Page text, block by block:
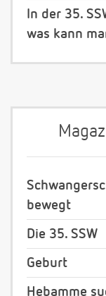
In der 35.
was kann
bewegt
Die 35. SSW
Geburt
Hebamme